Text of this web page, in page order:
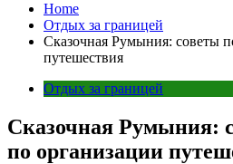
Home
Отдых за границей
Сказочная Румыния: советы
путешествия
Отдых за границей
Сказочная Румыния:
по организации